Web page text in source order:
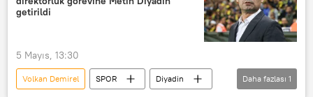
getirildi
5 Mayıs, 13:30
Volkan Demirel SPOR
Diyadin
Daha fazlası 1